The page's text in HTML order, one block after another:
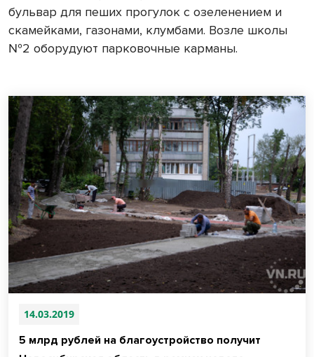
бульвар для пеших прогулок с озеленением и
скамейками, газонами, клумбами. Возле школы
№2 оборудуют парковочные карманы.
14.03.2019
5 млрд рублей на благоустройство получит